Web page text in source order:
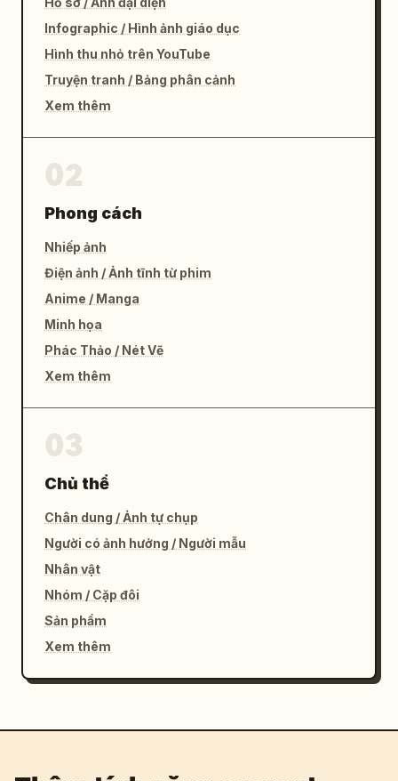
Infographic / Hình ảnh giáo dục
Hình thu nhỏ trên YouTube
Truyện tranh / Bảng phân cảnh
Xem thêm
Phong cách
Nhiếp ảnh
Điện ảnh / Ảnh tĩnh từ phim
Anime / Manga
Minh họa
Phác Thảo / Nét Vẽ
Xem thêm
Chủ thể
Chân dung / Ảnh tự chụp
Người có ảnh hưởng / Người mẫu
Nhân vật
Nhóm / Cặp đôi
Sản phẩm
Xem thêm